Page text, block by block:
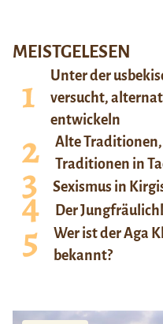
MEISTGELESEN
Unter der
versucht,
entwickeln
Alte Traditionen,
Traditionen in
Sexismus in
Der
Wer ist der Aga
bekannt?